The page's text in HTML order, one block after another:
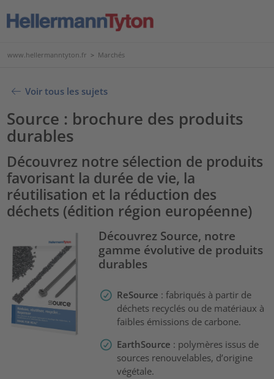
www.hellermanntyton.fr > Marchés
Voir tous les sujets
Source : brochure des produits
durables
Découvrez notre sélection de produits
favorisant la durée de vie, la
réutilisation et la réduction des
déchets (édition région européenne)
Découvrez Source, notre
gamme évolutive de produits
durables
ReSource : fabriqués à partir de
déchets recyclés ou de matériaux à
faibles émissions de carbone.
EarthSource : polymères issus de
sources renouvelables, d’origine
végétale.